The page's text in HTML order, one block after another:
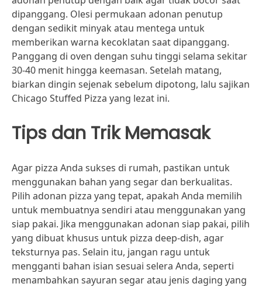
dipanggang. Olesi permukaan adonan penutup
dengan sedikit minyak atau mentega untuk
memberikan warna kecoklatan saat dipanggang.
Panggang di oven dengan suhu tinggi selama sekitar
30-40 menit hingga keemasan. Setelah matang,
biarkan dingin sejenak sebelum dipotong, lalu sajikan
Chicago Stuffed Pizza yang lezat ini.
Tips dan Trik Memasak
Agar pizza Anda sukses di rumah, pastikan untuk
menggunakan bahan yang segar dan berkualitas.
Pilih adonan pizza yang tepat, apakah Anda memilih
untuk membuatnya sendiri atau menggunakan yang
siap pakai. Jika menggunakan adonan siap pakai, pilih
yang dibuat khusus untuk pizza deep-dish, agar
teksturnya pas. Selain itu, jangan ragu untuk
mengganti bahan isian sesuai selera Anda, seperti
menambahkan sayuran segar atau jenis daging yang